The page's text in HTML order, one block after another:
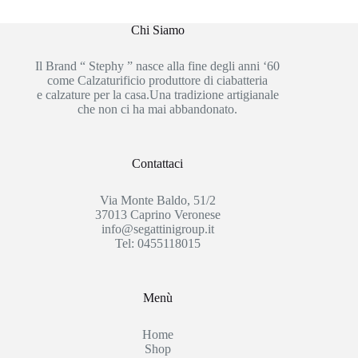
Chi Siamo
Il Brand “ Stephy ” nasce alla fine degli anni ‘60
come Calzaturificio produttore di ciabatteria
e calzature per la casa.Una tradizione artigianale
che non ci ha mai abbandonato.
Contattaci
Via Monte Baldo, 51/2
37013 Caprino Veronese
info@segattinigroup.it
Tel: 0455118015
Menù
Home
Shop